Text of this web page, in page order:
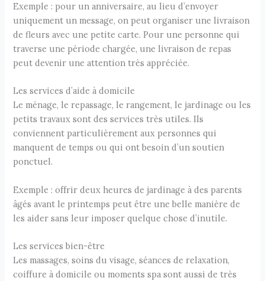
Exemple : pour un anniversaire, au lieu d’envoyer
uniquement un message, on peut organiser une livraison
de fleurs avec une petite carte. Pour une personne qui
traverse une période chargée, une livraison de repas
peut devenir une attention très appréciée.
Les services d’aide à domicile
Le ménage, le repassage, le rangement, le jardinage ou les
petits travaux sont des services très utiles. Ils
conviennent particulièrement aux personnes qui
manquent de temps ou qui ont besoin d’un soutien
ponctuel.
Exemple : offrir deux heures de jardinage à des parents
âgés avant le printemps peut être une belle manière de
les aider sans leur imposer quelque chose d’inutile.
Les services bien-être
Les massages, soins du visage, séances de relaxation,
coiffure à domicile ou moments spa sont aussi de très